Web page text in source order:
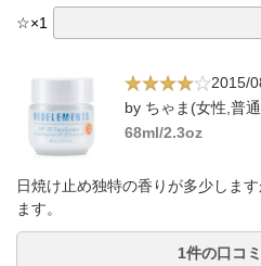
☆×1
2015/
by ちゃま(女性,普
68ml/2.3oz
日焼け止め独特の香りが多少しま
ます。
1件の口コ